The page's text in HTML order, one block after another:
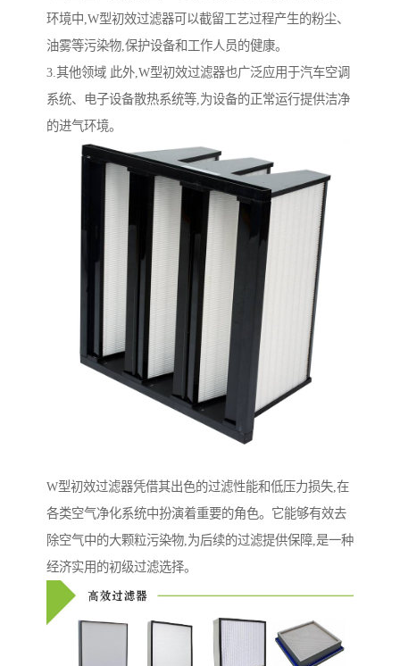
环境中,W型初效过滤器可以截留工艺过程产生的粉尘、
油雾等污染物,保护设备和工作人员的健康。
3.其他领域 此外,W型初效过滤器也广泛应用于汽车空调
系统、电子设备散热系统等,为设备的正常运行提供洁净
的进气环境。
W型初效过滤器凭借其出色的过滤性能和低压力损失,在
各类空气净化系统中扮演着重要的角色。它能够有效去
除空气中的大颗粒污染物,为后续的过滤提供保障,是一种
经济实用的初级过滤选择。